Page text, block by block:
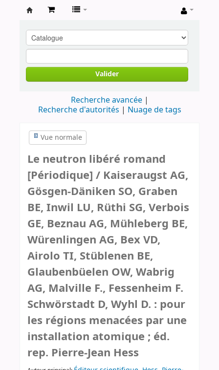
contestataires
Valider
Recherche avancée
Recherche d'autorités
Nuage de tags
Vue normale
Le neutron libéré romand
[Périodique] / Kaiseraugst AG,
Gösgen-Däniken SO, Graben
BE, Inwil LU, Rüthi SG, Verbois
GE, Beznau AG, Mühleberg BE,
Würenlingen AG, Bex VD,
Airolo TI, Stüblenen BE,
Glaubenbüelen OW, Wabrig
AG, Malville F., Fessenheim F.
Schwörstadt D, Wyhl D. : pour
les régions menacées par une
installation atomique ; éd.
rep. Pierre-Jean Hess